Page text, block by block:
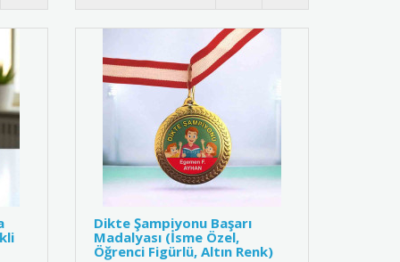
Dikte Şampiyonu Başarı
Madalyası (İsme Özel,
Öğrenci Figürlü, Altın Renk)